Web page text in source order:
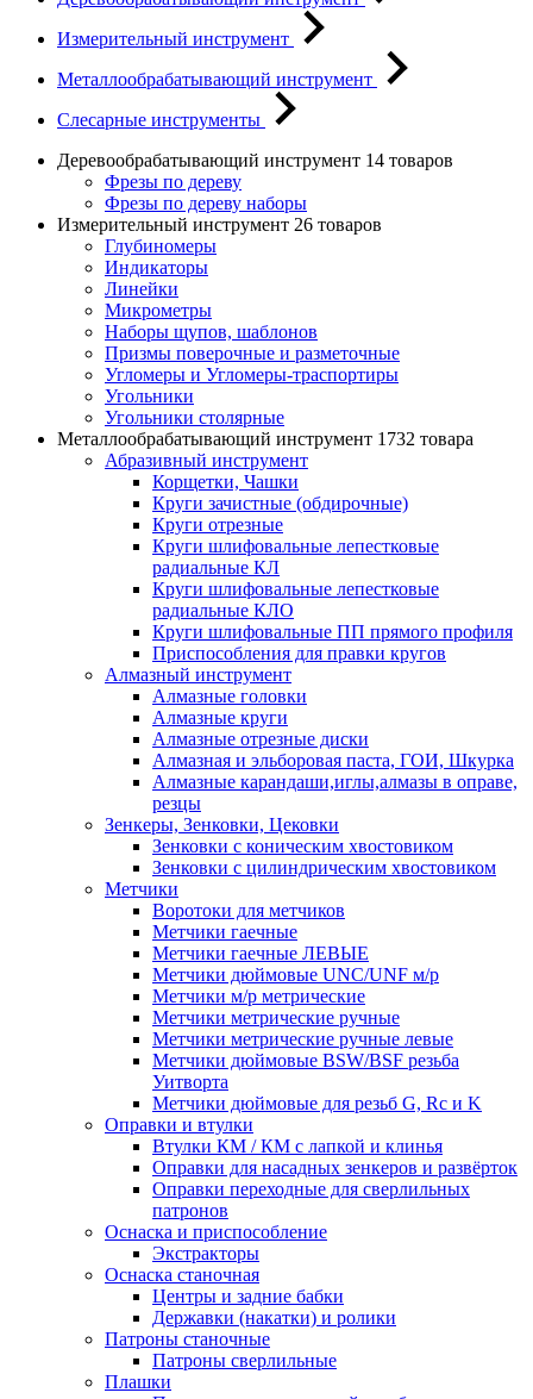
Измерительный инструмент
Металлообрабатывающий инструмент
Слесарные инструменты
Деревообрабатывающий инструмент 14 товаров
Фрезы по дереву
Фрезы по дереву наборы
Измерительный инструмент 26 товаров
Глубиномеры
Индикаторы
Линейки
Микрометры
Наборы щупов, шаблонов
Призмы поверочные и разметочные
Угломеры и Угломеры-траспортиры
Угольники
Угольники столярные
Металлообрабатывающий инструмент 1732 товара
Абразивный инструмент
Корщетки, Чашки
Круги зачистные (обдирочные)
Круги отрезные
Круги шлифовальные лепестковые
радиальные КЛ
Круги шлифовальные лепестковые
радиальные КЛО
Круги шлифовальные ПП прямого профиля
Приспособления для правки кругов
Алмазный инструмент
Алмазные головки
Алмазные круги
Алмазные отрезные диски
Алмазная и эльборовая паста, ГОИ, Шкурка
Алмазные карандаши,иглы,алмазы в оправе,
резцы
Зенкеры, Зенковки, Цековки
Зенковки с коническим хвостовиком
Зенковки с цилиндрическим хвостовиком
Метчики
Воротоки для метчиков
Метчики гаечные
Метчики гаечные ЛЕВЫЕ
Метчики дюймовые UNC/UNF м/р
Метчики м/р метрические
Метчики метрические ручные
Метчики метрические ручные левые
Метчики дюймовые BSW/BSF резьба
Уитворта
Метчики дюймовые для резьб G, Rc и K
Оправки и втулки
Втулки КМ / КМ с лапкой и клинья
Оправки для насадных зенкеров и развёрток
Оправки переходные для сверлильных
патронов
Оснаска и приспособление
Экстракторы
Оснаска станочная
Центры и задние бабки
Державки (накатки) и ролики
Патроны станочные
Патроны сверлильные
Плашки